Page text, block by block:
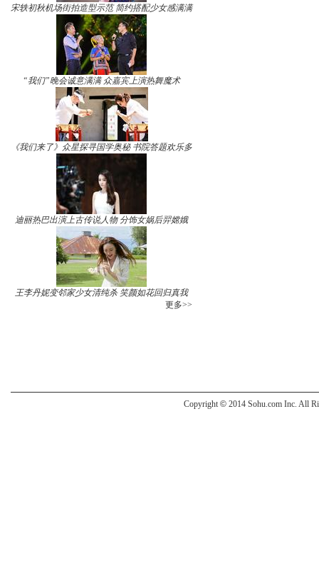
宋轶初秋机场街拍造型示范 简约搭配少女感满满
“我们”晚会诚意满满 众嘉宾上演热舞魔术
《我们来了》众星探寻国学奥秘 书院答题欢乐多
迪丽热巴出演上古传说人物 分饰女娲后羿嫦娥
王李丹妮变邻家少女清纯杀 笑颜如花回归真我
更多>>
Copyright © 2014 Sohu.com Inc. All